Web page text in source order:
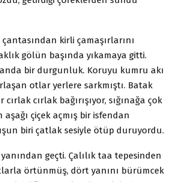
çantasından kirli çamaşırlarını
gölün başında yıkamaya gitti.
bir durgunluk. Koruyu kumru akı
otlar yerlere sarkmıştı. Batak
cırlak bağırışıyor, sığınağa çok
çiçek açmış bir isfendan
biri çatlak sesiyle ötüp duruyordu.
geçti. Çalılık taa tepesinden
örtünmüş, dört yanını bürümcek